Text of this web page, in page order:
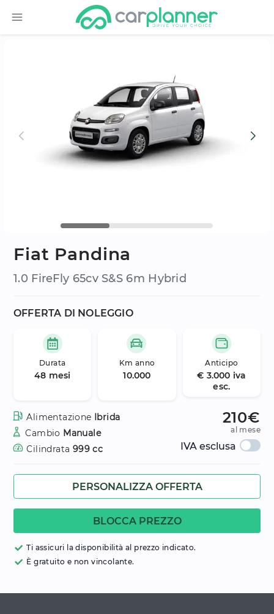
Fiat Pandina
1.0 FireFly 65cv S&S 6m Hybrid
OFFERTA DI NOLEGGIO
Durata
48 mesi
Km anno
10.000
Anticipo
€ 3.000 iva
esc.
Alimentazione Ibrida
Cambio Manuale
Cilindrata 999 cc
210€
al mese
IVA esclusa
PERSONALIZZA OFFERTA
BLOCCA PREZZO
Ti assicuri la disponibilità al prezzo indicato.
È gratuito e non vincolante.